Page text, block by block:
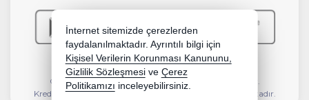
Copyright 2026 ebeymar.com - Tüm hakları saklıdır.
Kredi kartı bilgileriniz 256bit SSL sertifikası ile korunmaktadır.
İnternet sitemizde çerezlerden
faydalanılmaktadır. Ayrıntılı bilgi için
Kişisel Verilerin Korunması Kanununu,
Gizlilik Sözleşmesi ve Çerez
Politikamızı inceleyebilirsiniz.